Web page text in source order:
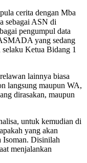
cerita dengan Mba
sebagai ASN di
pengumpul data
yang sedang
Ketua Bidang 1
lainnya biasa
langsung maupun WA,
dirasakan, maupun
untuk kemudian di
yang akan
Isoman. Disinilah
menjalankan